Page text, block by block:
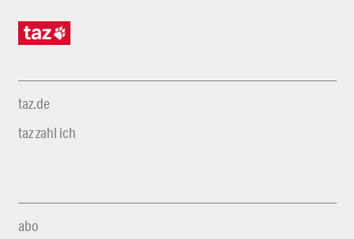
taz.de
taz zahl ich
abo